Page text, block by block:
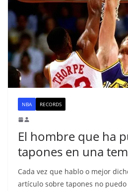
NBA RECORDS
El hombre que ha
tapones en una
Cada vez que hablo o mejor
artículo sobre tapones no